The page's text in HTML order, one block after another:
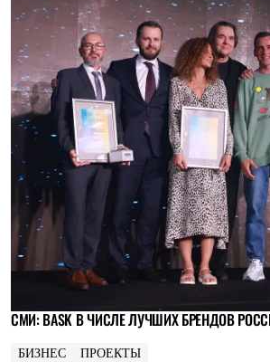
СМИ: BASK В ЧИСЛЕ ЛУЧШИХ БРЕНДОВ
БИЗНЕС ПРОЕКТЫ